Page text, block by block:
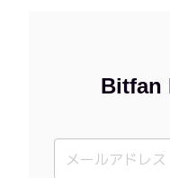
Bitfan